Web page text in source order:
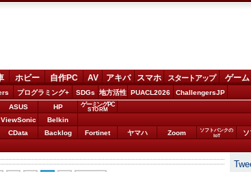
ホビー 自作PC AV アキバ スマホ スタートアップ ゲーム
プログラミング+ SDGs 地方活性 PUACL2026 ChallengersJP
ASUS HP ゲーミングPC
STORM
ViewSonic Belkin
CData Backlog Fortinet ヤマハ Zoom
ソフトバンクの
IoT
ソ